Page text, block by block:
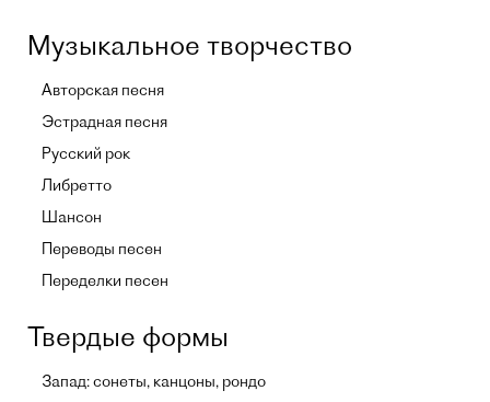
Музыкальное творчество
Авторская песня
Эстрадная песня
Русский рок
Либретто
Шансон
Переводы песен
Переделки песен
Твердые формы
Запад: сонеты, канцоны, рондо